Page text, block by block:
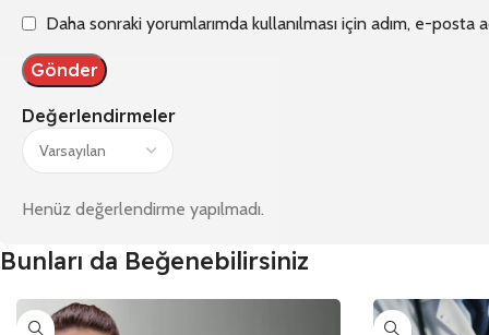
Değerlendirmeler
Henüz değerlendirme yapılmadı.
Daha sonraki yorumlarımda kullanılması için adım, e-
Bunları da Beğenebilirsiniz